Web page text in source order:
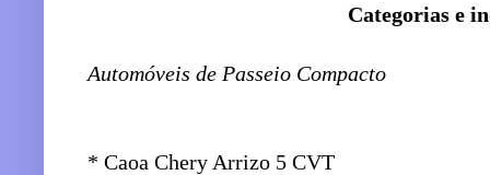
Categorias e
Automóveis de Passeio Compacto
* Caoa Chery Arrizo 5 CVT